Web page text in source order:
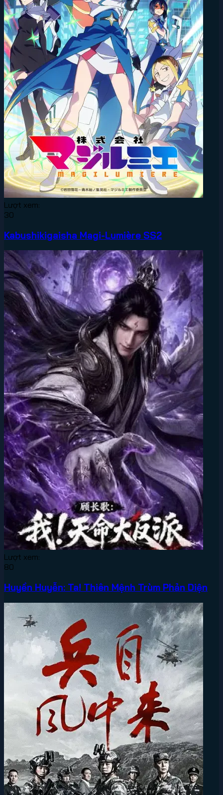
Lượt xem:
30
Kabushikigaisha Magi-Lumière SS2
Lượt xem:
80
Huyền Huyễn: Ta! Thiên Mệnh Trùm Phản Diện